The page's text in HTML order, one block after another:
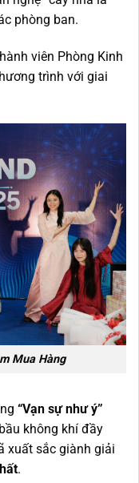
phòng ban.
viên Phòng Kinh
trình với giai
Mua Hàng
“Vạn sự như ý”
không khí đầy
xuất sắc giành giải
.